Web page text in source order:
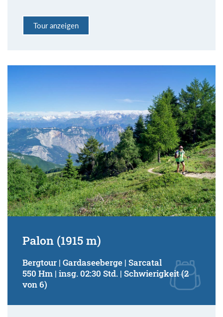
Tour anzeigen
Palon (1915 m)
Bergtour | Gardaseeberge | Sarcatal
550 Hm | insg. 02:30 Std. | Schwierigkeit (2
von 6)